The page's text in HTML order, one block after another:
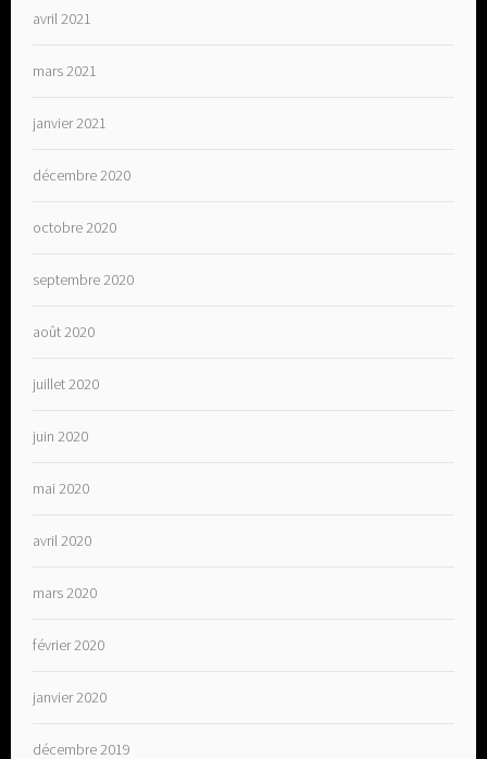
avril 2021
mars 2021
janvier 2021
décembre 2020
octobre 2020
septembre 2020
août 2020
juillet 2020
juin 2020
mai 2020
avril 2020
mars 2020
février 2020
janvier 2020
décembre 2019